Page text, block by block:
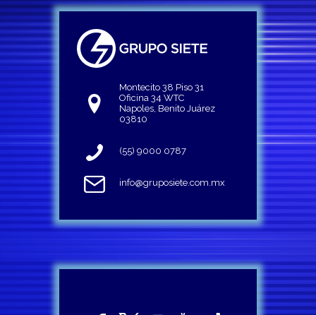
Montecito 38 Piso 31
Oficina 34 WTC
Napoles, Benito Juárez
03810
(55) 9000 0787
info@gruposiete.com.mx